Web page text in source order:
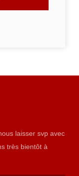
laisser svp avec
très bientôt à